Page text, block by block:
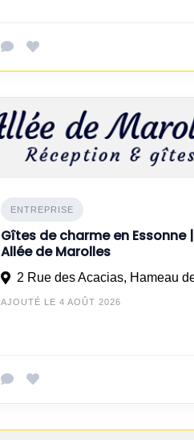
ENTREPRISE
Gîtes de charme en Essonne |
Allée de Marolles
AJOUTÉ LE 4 AOÛT 2026